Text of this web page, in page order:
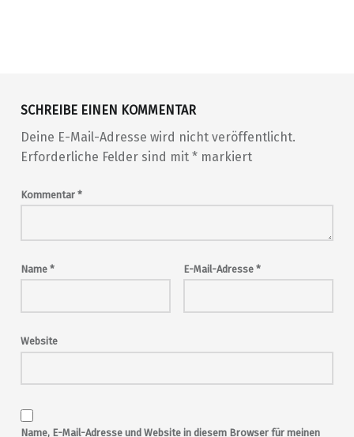
SCHREIBE EINEN KOMMENTAR
Deine E-Mail-Adresse wird nicht veröffentlicht.
Erforderliche Felder sind mit *markiert
Kommentar *
Name * E-Mail-Adresse *
Website
Name, E-Mail-Adresse und Website in diesem Browser für meinen